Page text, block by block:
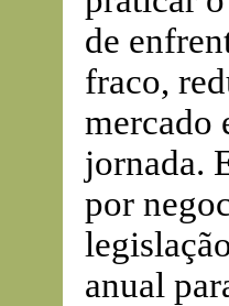
de
fraco,
mercado
jornada.
por
anual